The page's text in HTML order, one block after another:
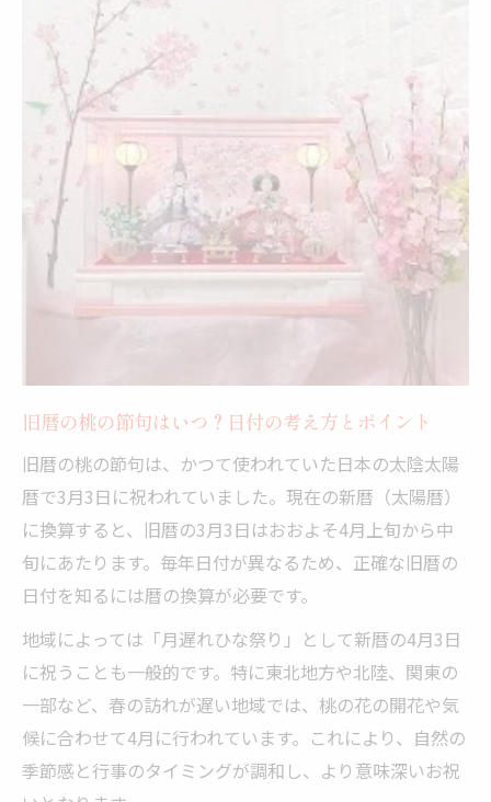
む？
家族で楽しむ桃の節句 旧暦の伝統行事体験
桃の節句 旧暦の祝い方で感じる日本の四季
旧暦の桃の節句はいつ？日付の考え方とポイント
旧暦の桃の節句は、かつて使われていた日本の太陰太陽
暦で3月3日に祝われていました。現在の新暦（太陽暦）
に換算すると、旧暦の3月3日はおおよそ4月上旬から中
旬にあたります。毎年日付が異なるため、正確な旧暦の
日付を知るには暦の換算が必要です。
地域によっては「月遅れひな祭り」として新暦の4月3日
に祝うことも一般的です。特に東北地方や北陸、関東の
一部など、春の訪れが遅い地域では、桃の花の開花や気
候に合わせて4月に行われています。これにより、自然の
季節感と行事のタイミングが調和し、より意味深いお祝